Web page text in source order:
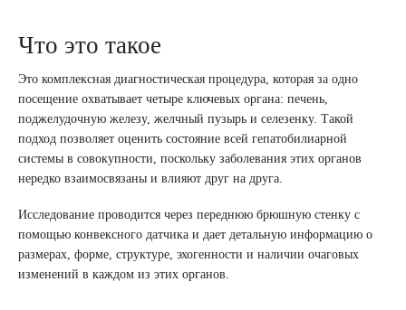
ЗАКАЗАТЬ ЗВОНОК
ЗАПИСЬ ОНЛАЙН
Что это такое
Это комплексная диагностическая процедура, которая за одно
посещение охватывает четыре ключевых органа: печень,
поджелудочную железу, желчный пузырь и селезенку. Такой
подход позволяет оценить состояние всей гепатобилиарной
системы в совокупности, поскольку заболевания этих органов
нередко взаимосвязаны и влияют друг на друга.
Исследование проводится через переднюю брюшную стенку с
помощью конвексного датчика и дает детальную информацию о
размерах, форме, структуре, эхогенности и наличии очаговых
изменений в каждом из этих органов.